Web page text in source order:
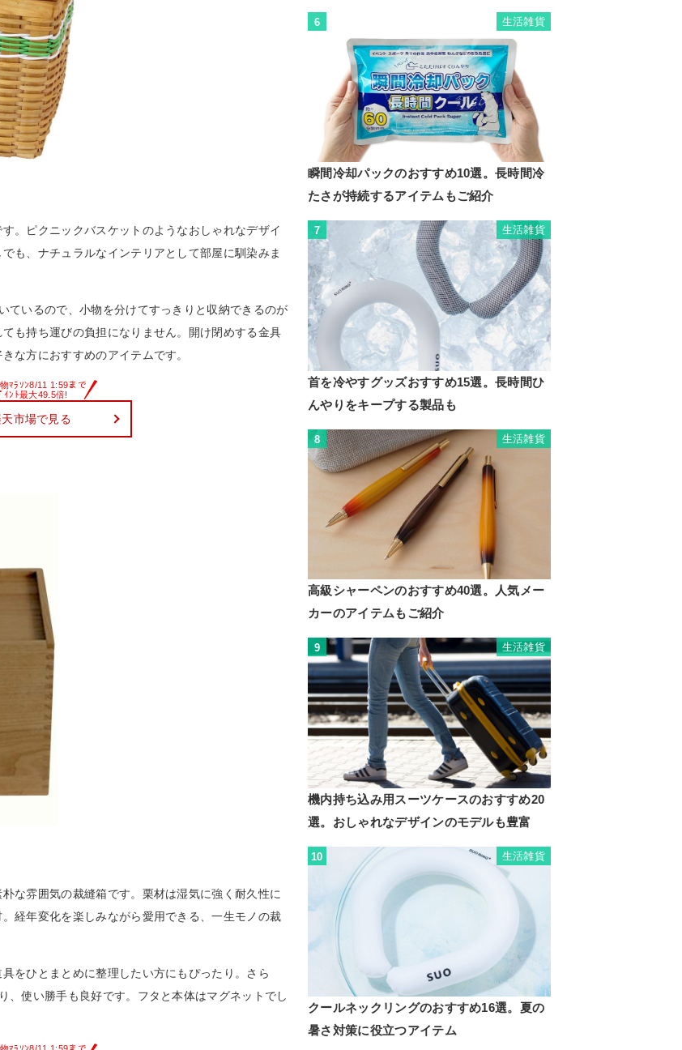
。ピクニックバスケットのようなおしゃれなデザイ
も、ナチュラルなインテリアとして部屋に馴染みま
ているので、小物を分けてすっきりと収納できるのが
も持ち運びの負担になりません。開け閉めする金具
な方におすすめのアイテムです。
市場で見る
な雰囲気の裁縫箱です。栗材は湿気に強く耐久性に
経年変化を楽しみながら愛用できる、一生モノの裁
をひとまとめに整理したい方にもぴったり。さら
、使い勝手も良好です。フタと本体はマグネットでし
6 生活雑貨
瞬間冷却パックのおすすめ10選。長時間冷
たさが持続するアイテムもご紹介
7 生活雑貨
首を冷やすグッズおすすめ15選。長時間ひ
んやりをキープする製品も
8 生活雑貨
高級シャーペンのおすすめ40選。人気メー
カーのアイテムもご紹介
9 生活雑貨
機内持ち込み用スーツケースのおすすめ20
選。おしゃれなデザインのモデルも豊富
10 生活雑貨
クールネックリングのおすすめ16選。夏の
暑さ対策に役立つアイテム